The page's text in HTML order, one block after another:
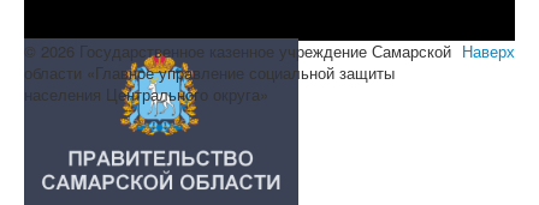
Наверх
© 2026 Государственное казенное учреждение Самарской
области «Главное управление социальной защиты
населения Центрального округа»